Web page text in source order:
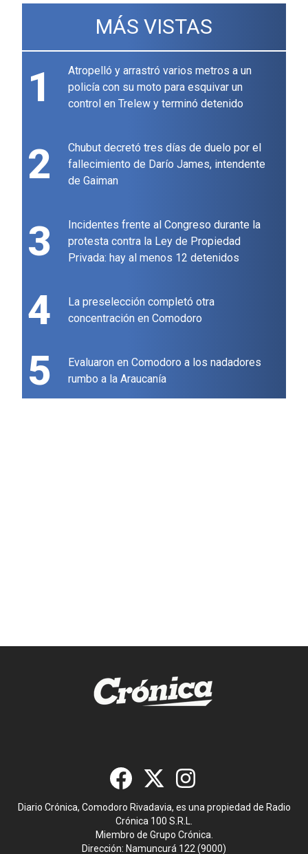
MÁS VISTAS
1
Atropelló y arrastró varios metros a un
policía con su moto para esquivar un
control en Trelew y terminó detenido
2
Chubut decretó tres días de duelo por el
fallecimiento de Darío James, intendente
de Gaiman
3
Incidentes frente al Congreso durante la
protesta contra la Ley de Propiedad
Privada: hay al menos 12 detenidos
4
La preselección completó otra
concentración en Comodoro
5
Evaluaron en Comodoro a los nadadores
rumbo a la Araucanía
Diario Crónica, Comodoro Rivadavia, es una propiedad de Radio
Crónica 100 S.R.L.
Miembro de Grupo Crónica.
Dirección: Namuncurá 122 (9000)